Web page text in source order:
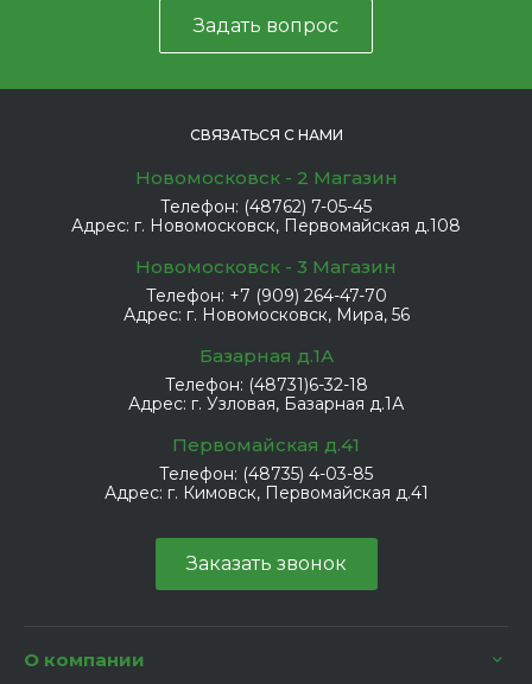
Задать вопрос
СВЯЗАТЬСЯ С НАМИ
Новомосковск - 2 Магазин
Телефон: (48762) 7-05-45
Адрес: г. Новомосковск, Первомайская д.108
Новомосковск - 3 Магазин
Телефон: +7 (909) 264-47-70
Адрес: г. Новомосковск, Мира, 56
Базарная д.1А
Телефон: (48731)6-32-18
Адрес: г. Узловая, Базарная д.1А
Первомайская д.41
Телефон: (48735) 4-03-85
Адрес: г. Кимовск, Первомайская д.41
Заказать звонок
О компании